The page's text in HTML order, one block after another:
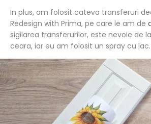
In plus, am folosit cateva transferuri
Redesign with Prima, pe care le am de
sigilarea transferurilor, este nevoie de
ceara, iar eu am folosit un spray cu lac.